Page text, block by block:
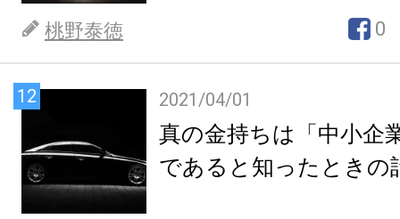
桃野泰徳 0
12 2021/04/01
真の金持ちは「中小企
であると知ったときの